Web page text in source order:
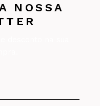
NOSSA